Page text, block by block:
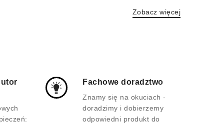
Zobacz więcej
Fachowe doradztwo
Znamy się na okuciach -
doradzimy i dobierzemy
odpowiedni produkt do